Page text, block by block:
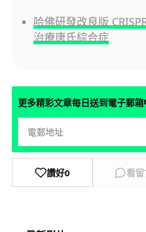
哈佛研發改良版
治療唐氏綜合症
更多精彩文章每日送到電子郵箱
讚好0 看